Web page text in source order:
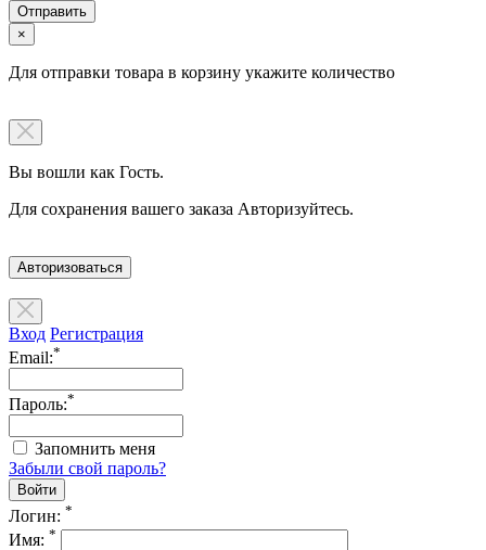
×
Для отправки товара в корзину укажите количество
Вы вошли как Гость.
Для сохранения вашего заказа Авторизуйтесь.
Авторизоваться
Вход Регистрация
Email:*
Пароль:*
Запомнить меня
Забыли свой пароль?
Логин: *
Имя: *